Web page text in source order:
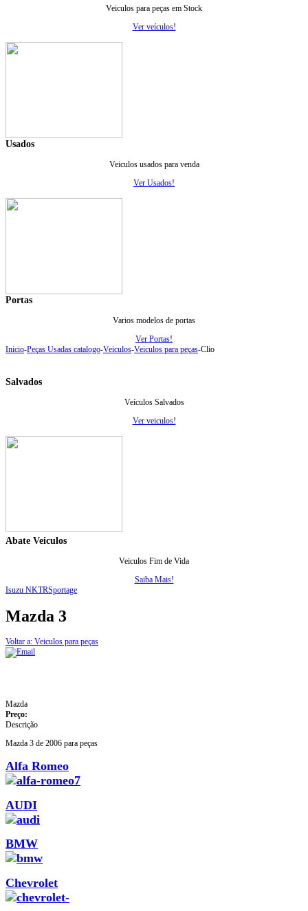
Veiculos para peças em Stock
Ver veículos!
Usados
Veiculos usados para venda
Ver Usados!
Portas
Varios modelos de portas
Ver Portas!
Inicio-Peças Usadas catalogo-Veiculos-Veiculos para peças-Clio
Salvados
Veículos Salvados
Ver veiculos!
Abate Veiculos
Veiculos Fim de Vida
Saiba Mais!
Isuzu NKTRSportage
Mazda 3
Voltar a: Veiculos para peças
Mazda
Preço:
Descrição
Mazda 3 de 2006 para peças
Alfa Romeo
AUDI
BMW
Chevrolet